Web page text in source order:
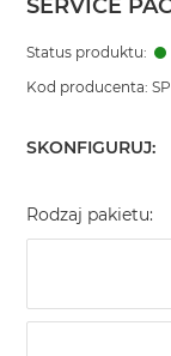
SERVICE
Status produktu:
Kod producenta:
SKONFIGURUJ:
Rodzaj pakietu: